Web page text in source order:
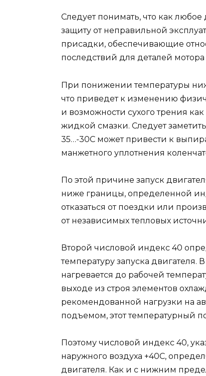
Следует понимать, что как
защиту от неправильной
присадки, обеспечивающие
последствий для деталей
При понижении температуры
что приведет к изменению
и возможности сухого трения
жидкой смазки. Следует
35…-30С может привести к
манжетного уплотнения
По этой причине запуск
ниже границы, определенной
отказаться от поездки или
от независимых тепловых
Второй числовой индекс 40
температуру запуска
нагревается до рабочей
выходе из строя элементов
рекомендованной нагрузки на
подъемом, этот температурный
Поэтому числовой индекс 40,
наружного воздуха +40С,
двигателя. Как и с нижним